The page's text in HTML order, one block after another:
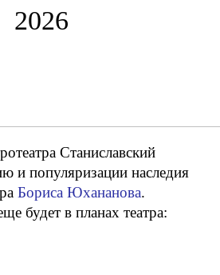
2026
Станиславский
и популяризации наследия
Бориса Юхананова.
будет в планах театра: